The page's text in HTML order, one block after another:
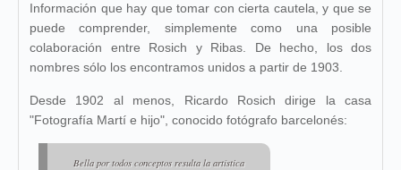
Información que hay que tomar con cierta cautela, y que se
puede comprender, simplemente como una posible
colaboración entre Rosich y Ribas. De hecho, los dos
nombres sólo los encontramos unidos a partir de 1903.
Desde 1902 al menos, Ricardo Rosich dirige la casa
"Fotografía Martí e hijo", conocido fotógrafo barcelonés:
Bella por todos conceptos resulta la artística